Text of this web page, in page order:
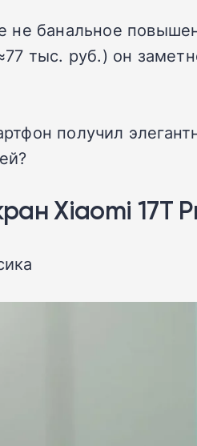
не банальное
тыс. руб.) он
получил
Xiaomi 17T